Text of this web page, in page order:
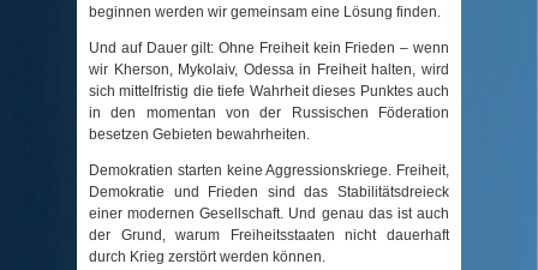
beginnen werden wir gemeinsam eine Lösung finden.
Und auf Dauer gilt: Ohne Freiheit kein Frieden – wenn
wir Kherson, Mykolaiv, Odessa in Freiheit halten, wird
sich mittelfristig die tiefe Wahrheit dieses Punktes auch
in den momentan von der Russischen Föderation
besetzen Gebieten bewahrheiten.
Demokratien starten keine Aggressionskriege. Freiheit,
Demokratie und Frieden sind das Stabilitätsdreieck
einer modernen Gesellschaft. Und genau das ist auch
der Grund, warum Freiheitsstaaten nicht dauerhaft
durch Krieg zerstört werden können.